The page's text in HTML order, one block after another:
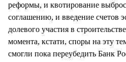
реформы, и квотирование
соглашению, и введение счетов
долевого участия в
момента, кстати, споры на эту
смогли пока переубедить Банк